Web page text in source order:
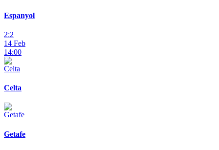
Espanyol
2:2
14 Feb
14:00
Celta
Getafe